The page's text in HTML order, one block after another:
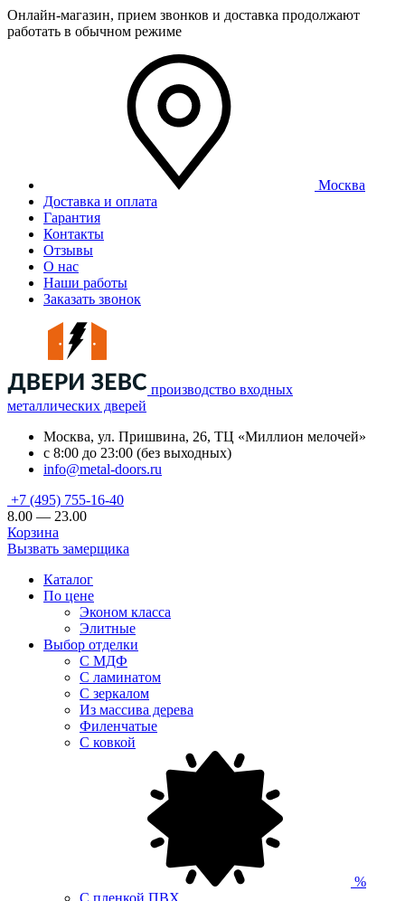
Онлайн-магазин, прием звонков и доставка продолжают
работать в обычном режиме
Москва
Доставка и оплата
Гарантия
Контакты
Отзывы
О нас
Наши работы
Заказать звонок
производство входных
металлических дверей
Москва, ул. Пришвина, 26, ТЦ «Миллион мелочей»
с 8:00 до 23:00 (без выходных)
info@metal-doors.ru
+7 (495) 755-16-40
8.00 — 23.00
Корзина
Вызвать замерщика
Каталог
По цене
Эконом класса
Элитные
Выбор отделки
С МДФ
С ламинатом
С зеркалом
Из массива дерева
Филенчатые
С ковкой
%
С пленкой ПВХ